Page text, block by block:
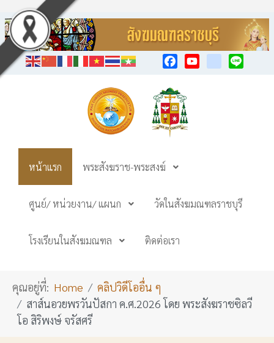
หน้าแรก พระสังฆราช-พระสงฆ์
ศูนย์/ หน่วยงาน/ แผนก วัดในสังฆมณฑลราชบุรี
โรงเรียนในสังฆมณฑล ติดต่อเรา
คุณอยู่ที่: Home
คลิปวิดีโออื่น ๆ
สาส์นอวยพรวันปัสกา ค.ศ.2026 โดย พระสังฆราชซิลวี
โอ สิริพงษ์ จรัสศรี